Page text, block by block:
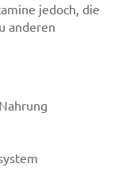
jedoch, die
anderen